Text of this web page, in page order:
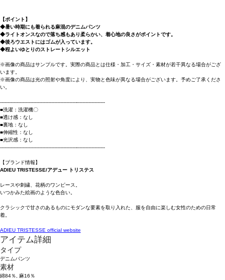
【ポイント】
◆暑い時期にも着られる麻混のデニムパンツ
◆ライトオンスなので落ち感もあり柔らかい、着心地の良さがポイントです。
◆後ろウエストにはゴムが入っています。
◆程よいゆとりのストレートシルエット
※画像の商品はサンプルです。実際の商品とは仕様・加工・サイズ・素材が若干異なる場合がござ
います。
※画像の商品は光の照射や角度により、実物と色味が異なる場合がございます。予めご了承くださ
い。
----------------------------------------------------------------------
■洗濯：洗濯機〇
■透け感：なし
■裏地：なし
■伸縮性：なし
■光沢感：なし
----------------------------------------------------------------------
【ブランド情報】
ADIEU TRISTESSE/アデュー トリステス
レースや刺繍、花柄のワンピース。
いつかみた絵画のような色合い。
クラシックで甘さのあるものにモダンな要素を取り入れた、服を自由に楽しむ女性のための日常
着。
ADIEU TRISTESSE official website
アイテム詳細
タイプ
デニムパンツ
素材
綿84％, 麻16％